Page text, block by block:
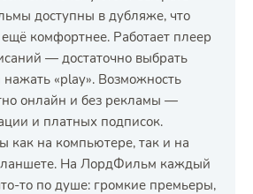
доступны в дубляже, что
комфортнее. Работает плеер
— достаточно выбрать
«play». Возможность
онлайн и без рекламы —
и платных подписок.
как на компьютере, так и на
На ЛордФильм каждый
то по душе: громкие премьеры,